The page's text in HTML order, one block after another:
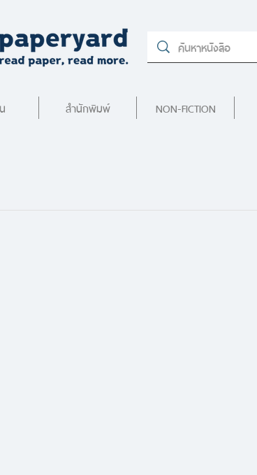
สำนักพิมพ์ NON-FICTION